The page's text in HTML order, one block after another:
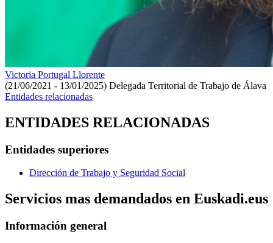
Victoria Portugal Llorente
(21/06/2021 - 13/01/2025) Delegada Territorial de Trabajo de Álava
Entidades relacionadas
ENTIDADES RELACIONADAS
Entidades superiores
Dirección de Trabajo y Seguridad Social
Servicios mas demandados en Euskadi.eus
Información general